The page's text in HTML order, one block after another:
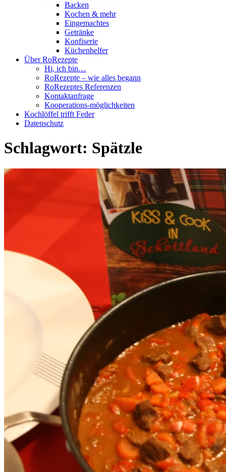
Backen
Kochen & mehr
Eingemachtes
Getränke
Konfiserie
Küchenhelfer
Über RoRezepte
Hi, ich bin…
RoRezepte – wie alles begann
RoRezeptes Referenzen
Kontaktanfrage
Kooperations-möglichkeiten
Kochlöffel trifft Feder
Datenschutz
Schlagwort: Spätzle